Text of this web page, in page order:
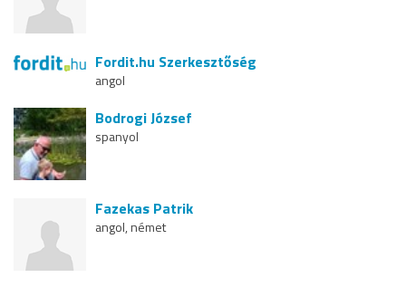
Fordit.hu Szerkesztőség
angol
Bodrogi József
spanyol
Fazekas Patrik
angol, német